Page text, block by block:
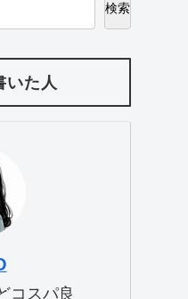
検索
いた人
コスパ良